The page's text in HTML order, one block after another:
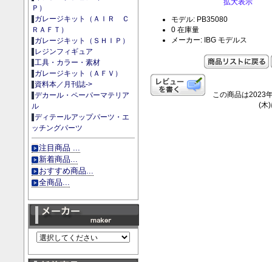
Ｐ）
ガレージキット（ＡＩＲ Ｃ
ＲＡＦＴ）
ガレージキット（ＳＨＩＰ）
レジンフィギュア
工具・カラー・素材
ガレージキット（ＡＦＶ）
資料本／月刊誌->
デカール・ペーパーマテリア
ル
ディテールアップパーツ・エ
ッチングパーツ
注目商品 ...
新着商品...
おすすめ商品...
全商品...
拡大表示
モデル: PB35080
0 在庫量
メーカー: IBG モデルス
この商品は2023
(木